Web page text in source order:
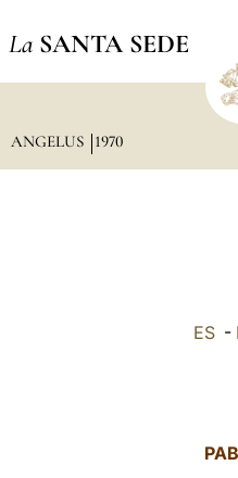
La SANTA SEDE
ANGELUS 1970
ES -